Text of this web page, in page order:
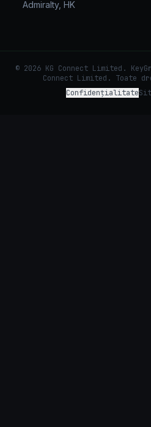
Admiralty, HK
© 2026KG Connect Limited.
Connect Limited. Toate
Confidențialitate